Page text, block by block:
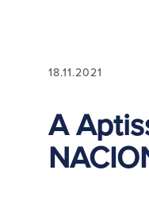
18.11.2021
A